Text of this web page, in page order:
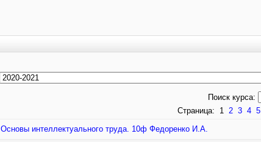
Поиск курса:
Страница: 1 2 3 4 5
Основы интеллектуального труда. 10ф Федоренко И.А.